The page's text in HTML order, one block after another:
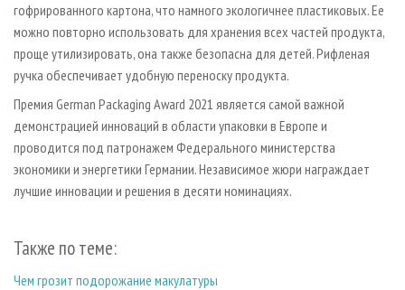
гофрированного картона, что намного экологичнее пластиковых. Ее
можно повторно использовать для хранения всех частей продукта,
проще утилизировать, она также безопасна для детей. Рифленая
ручка обеспечивает удобную переноску продукта.
Премия German Packaging Award 2021 является самой важной
демонстрацией инноваций в области упаковки в Европе и
проводится под патронажем Федерального министерства
экономики и энергетики Германии. Независимое жюри награждает
лучшие инновации и решения в десяти номинациях.
Также по теме:
Чем грозит подорожание макулатуры